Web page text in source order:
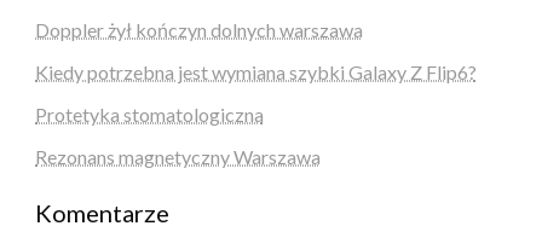
Doppler żył kończyn dolnych warszawa
Kiedy potrzebna jest wymiana szybki Galaxy Z Flip6?
Protetyka stomatologiczna
Rezonans magnetyczny Warszawa
Komentarze